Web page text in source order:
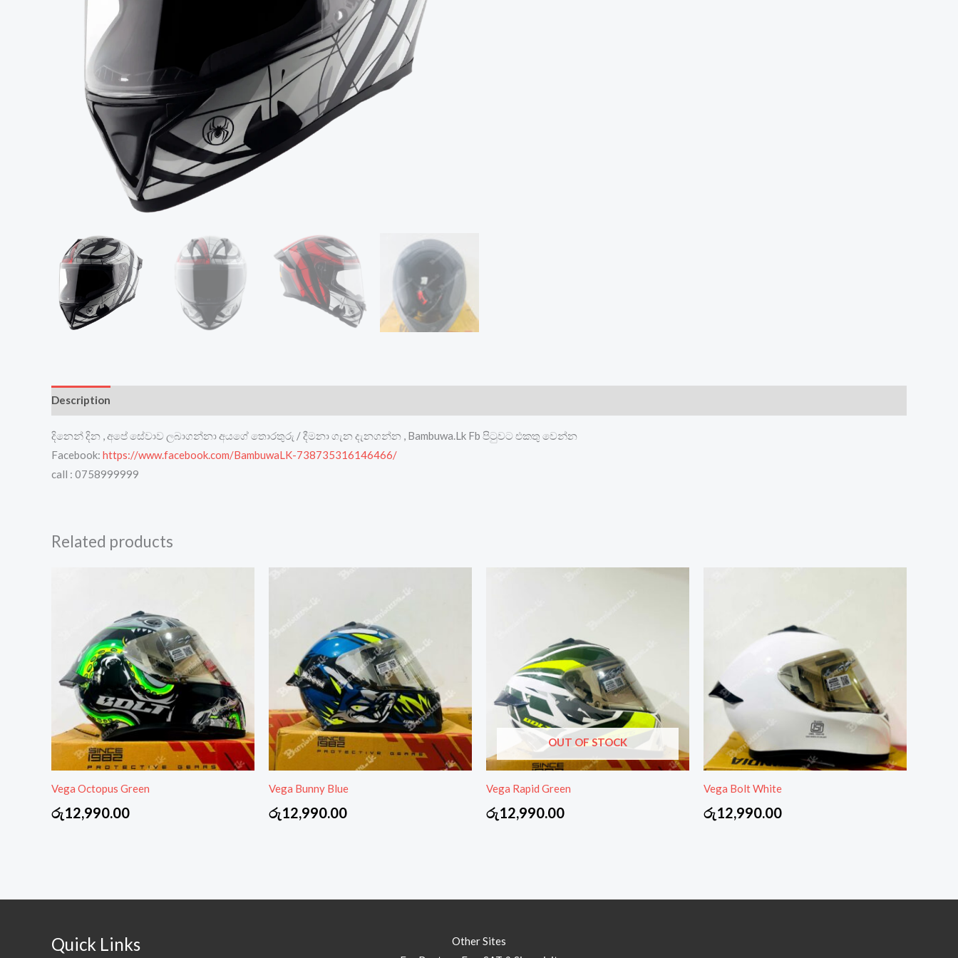
Description
දිනෙන් දින , අපේ සේවාව ලබාගන්නා අයගේ තොරතුරු / දීමනා ගැන දැනගන්න , Bambuwa.Lk Fb පිටුවට එකතු වෙන්න
Facebook: https://www.facebook.com/BambuwaLK-738735316146466/
call : 0758999999
Related products
Vega Octopus Green
රු12,990.00
Vega Bunny Blue
රු12,990.00
OUT OF STOCK
Vega Rapid Green
රු12,990.00
Vega Bolt White
රු12,990.00
Quick Links
Other Sites